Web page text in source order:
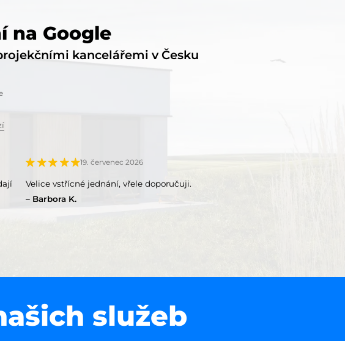
na Google
kancelářemi v Česku
19. červenec 2026
Velice vstřícné jednání, vřele doporučuji.
Barbora K.
služeb